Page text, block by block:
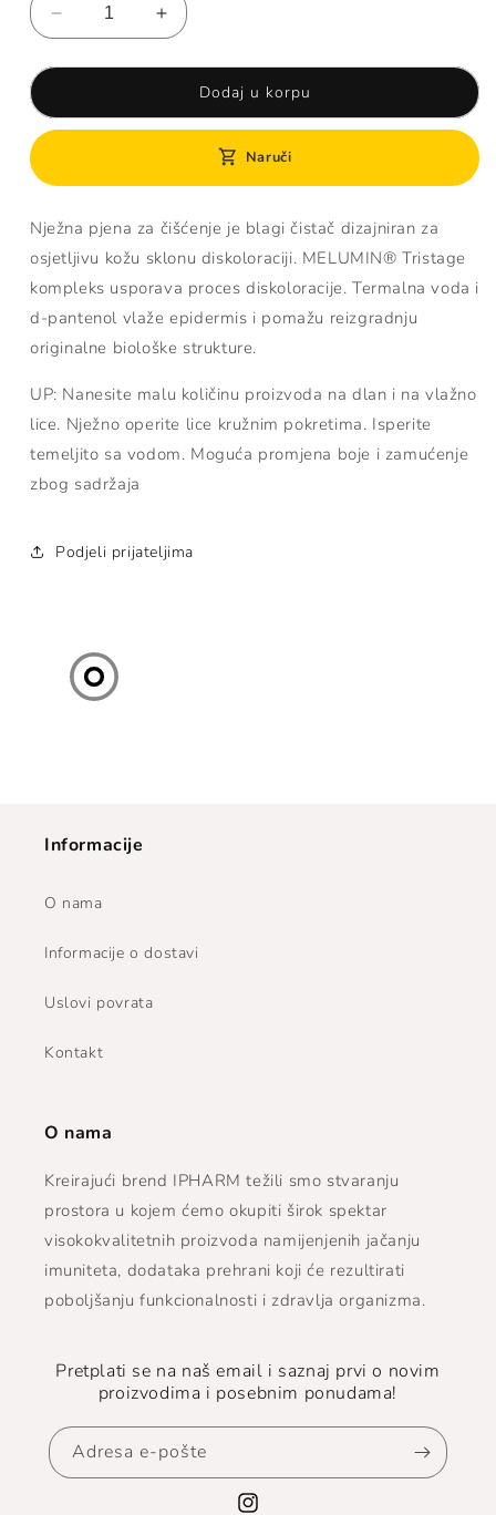
Smanji
količinu
proizvoda
melumin
čišćenje
ml
Povećaj
količinu
proizvoda
Dermedic
melumin
čišćenje
ml
Dodaj u korpu
Naruči
Nježna pjena za čišćenje je blagi čistač dizajniran za
osjetljivu kožu sklonu diskoloraciji. MELUMIN® Tristage
kompleks usporava proces diskoloracije. Termalna voda i
d-pantenol vlaže epidermis i pomažu reizgradnju
originalne biološke strukture.
UP: Nanesite malu količinu proizvoda na dlan i na vlažno
lice. Nježno operite lice kružnim pokretima. Isperite
temeljito sa vodom. Moguća promjena boje i zamućenje
zbog sadržaja
Podjeli prijateljima
Informacije
O nama
Informacije o dostavi
Uslovi povrata
Kontakt
O nama
Kreirajući brend IPHARM težili smo stvaranju
prostora u kojem ćemo okupiti širok spektar
visokokvalitetnih proizvoda namijenjenih jačanju
imuniteta, dodataka prehrani koji će rezultirati
poboljšanju funkcionalnosti i zdravlja organizma.
Pretplati se na naš email i saznaj prvi o novim
proizvodima i posebnim ponudama!
Adresa e-pošte